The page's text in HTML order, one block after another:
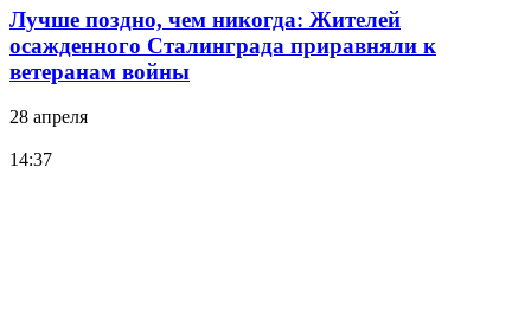
Лучше поздно, чем никогда: Жителей
осажденного Сталинграда приравняли к
ветеранам войны
28 апреля
14:37